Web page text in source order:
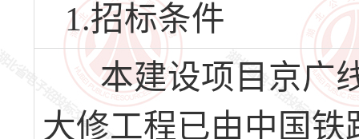
1.招标条件
本建设项目京广
大修工程已由中国